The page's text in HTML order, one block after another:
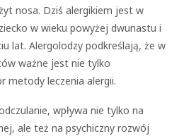
nosa. Dziś alergikiem jest w
w wieku powyżej dwunastu i
lat. Alergolodzy podkreślają, że w
ważne jest nie tylko
metody leczenia alergii.
wpływa nie tylko na
ale też na psychiczny rozwój